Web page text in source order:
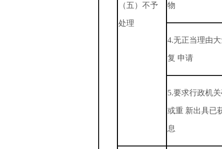
（五）不予
处理
物
4.无正当理由
复 申请
5.要求行政机
或重 新出具已
息